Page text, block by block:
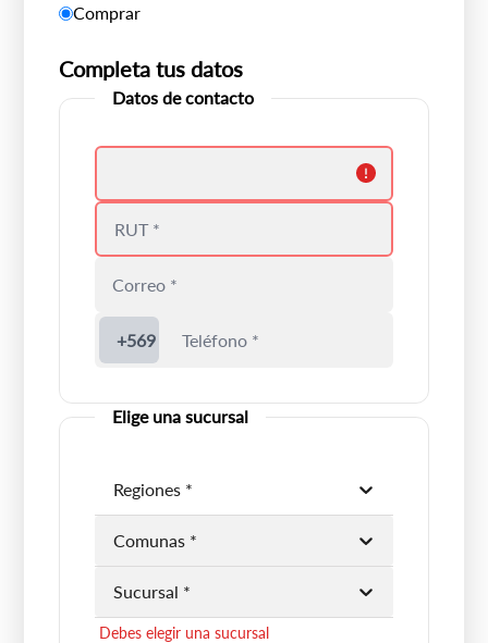
Comprar
Completa tus datos
Datos de contacto
+569
Elige una sucursal
Regiones *
Comunas *
Sucursal *
Debes elegir una sucursal